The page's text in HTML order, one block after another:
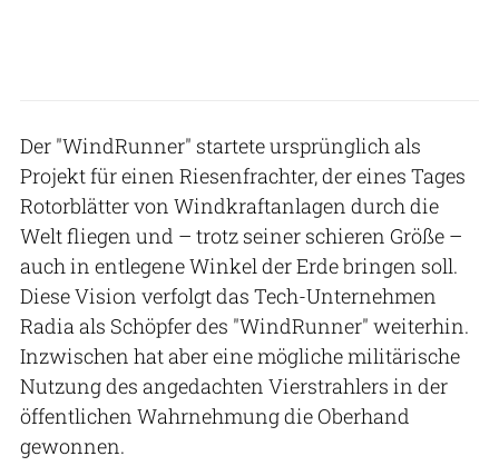
Der "WindRunner" startete ursprünglich als
Projekt für einen Riesenfrachter, der eines Tages
Rotorblätter von Windkraftanlagen durch die
Welt fliegen und – trotz seiner schieren Größe –
auch in entlegene Winkel der Erde bringen soll.
Diese Vision verfolgt das Tech-Unternehmen
Radia als Schöpfer des "WindRunner" weiterhin.
Inzwischen hat aber eine mögliche militärische
Nutzung des angedachten Vierstrahlers in der
öffentlichen Wahrnehmung die Oberhand
gewonnen.